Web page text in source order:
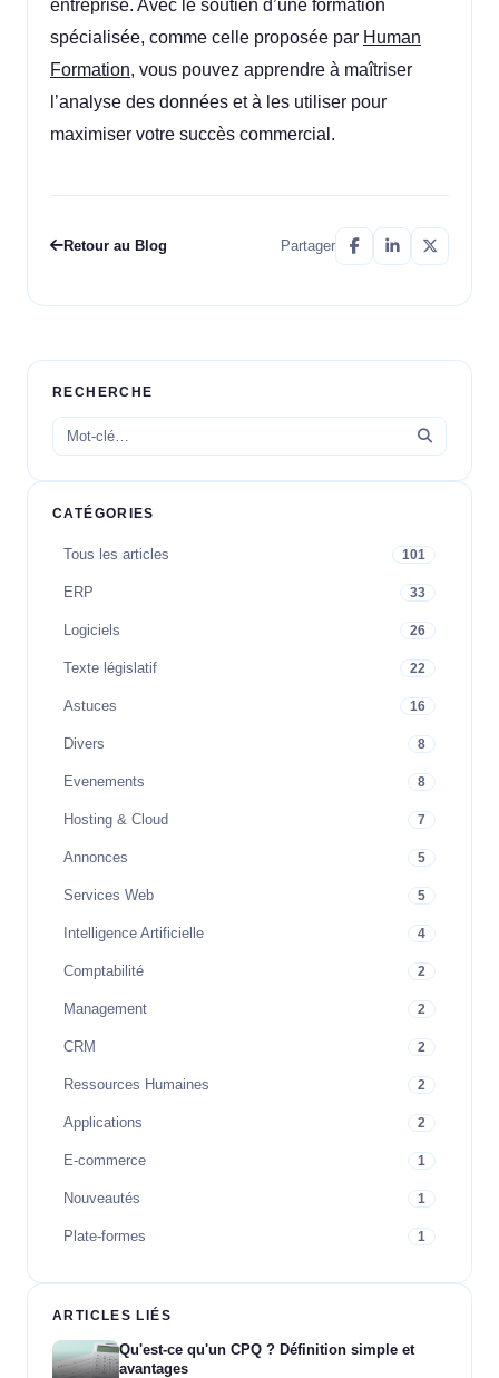
entreprise. Avec le soutien d’une formation
spécialisée, comme celle proposée par Human
Formation, vous pouvez apprendre à maîtriser
l’analyse des données et à les utiliser pour
maximiser votre succès commercial.
Retour au Blog Partager
RECHERCHE
CATÉGORIES
Tous les articles 101
ERP 33
Logiciels 26
Texte législatif 22
Astuces 16
Divers 8
Evenements 8
Hosting & Cloud 7
Annonces 5
Services Web 5
Intelligence Artificielle 4
Comptabilité 2
Management 2
CRM 2
Ressources Humaines 2
Applications 2
E-commerce 1
Nouveautés 1
Plate-formes 1
ARTICLES LIÉS
Qu'est-ce qu'un CPQ ? Définition simple et
avantages